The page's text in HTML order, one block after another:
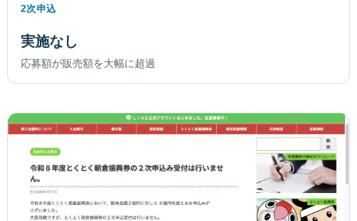
2次申込
実施なし
応募額が販売額を大幅に超過